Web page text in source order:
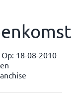
18-08-2010